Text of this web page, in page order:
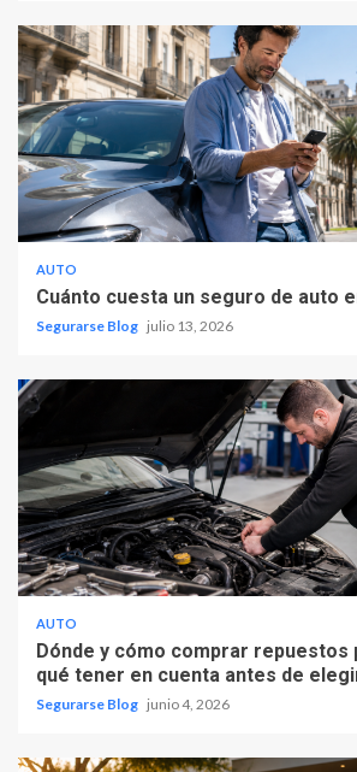
AUTO
Cuánto cuesta un seguro de auto
Segurarse Blog julio 13, 2026
AUTO
Dónde y cómo comprar repuestos
qué tener en cuenta antes de
Segurarse Blog junio 4, 2026